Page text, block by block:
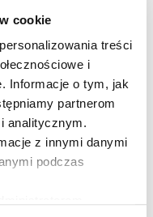
cookie
treści
i
Informacje o tym, jak
partnerom
analitycznym.
z innymi danymi
podczas
i wszystkich
się do takich
desery i różnego
pączka w tłusty
Taka przyjęła się
popularnym jest
jednym z pączków,
szczęście!